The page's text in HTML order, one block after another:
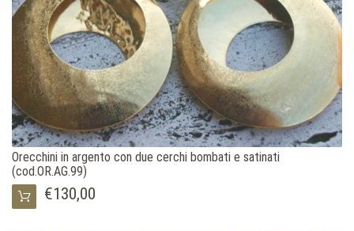
Orecchini in argento con due cerchi bombati e satinati
(cod.OR.AG.99)
€130,00